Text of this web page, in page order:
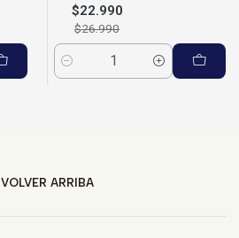
$22.990
$26.990
Cantidad
VOLVER ARRIBA